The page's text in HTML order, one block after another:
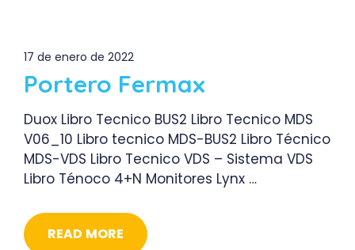
17 de enero de 2022
Portero Fermax
Duox Libro Tecnico BUS2 Libro Tecnico MDS
V06_10 Libro tecnico MDS-BUS2 Libro Técnico
MDS-VDS Libro Tecnico VDS – Sistema VDS
Libro Ténoco 4+N Monitores Lynx …
READ MORE